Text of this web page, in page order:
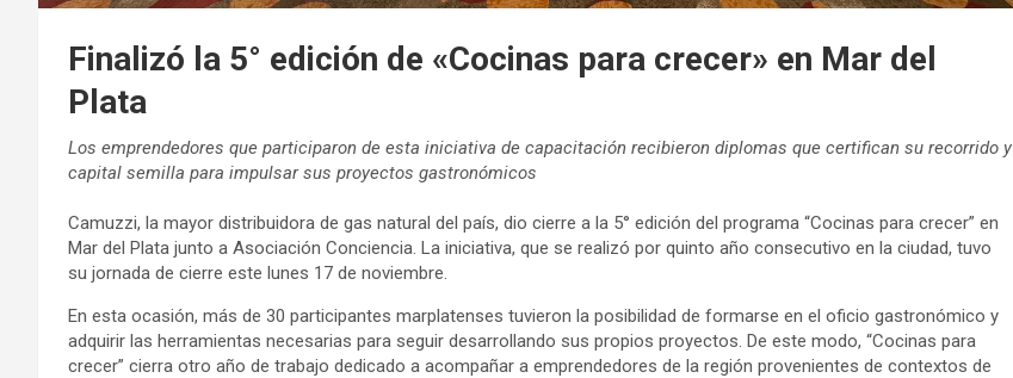
Finalizó la 5° edición de «Cocinas para crecer» en Mar del
Plata
Los emprendedores que participaron de esta iniciativa de capacitación recibieron diplomas que certifican su recorrido y
capital semilla para impulsar sus proyectos gastronómicos
Camuzzi, la mayor distribuidora de gas natural del país, dio cierre a la 5° edición del programa “Cocinas para crecer” en
Mar del Plata junto a Asociación Conciencia. La iniciativa, que se realizó por quinto año consecutivo en la ciudad, tuvo
su jornada de cierre este lunes 17 de noviembre.
En esta ocasión, más de 30 participantes marplatenses tuvieron la posibilidad de formarse en el oficio gastronómico y
adquirir las herramientas necesarias para seguir desarrollando sus propios proyectos. De este modo, “Cocinas para
crecer” cierra otro año de trabajo dedicado a acompañar a emprendedores de la región provenientes de contextos de